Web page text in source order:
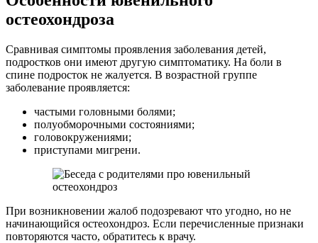
остеохондроза
Сравнивая симптомы проявления заболевания детей,
подростков они имеют другую симптоматику. На боли в
спине подросток не жалуется. В возрастной группе
заболевание проявляется:
частыми головными болями;
полуобморочными состояниями;
головокружениями;
приступами мигрени.
При возникновении жалоб подозревают что угодно, но не
начинающийся остеохондроз. Если перечисленные признаки
повторяются часто, обратитесь к врачу.